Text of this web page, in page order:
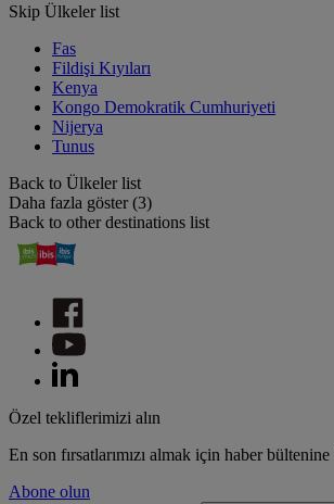
Skip Ülkeler list
Fas
Fildişi Kıyıları
Kenya
Kongo Demokratik Cumhuriyeti
Nijerya
Tunus
Back to Ülkeler list
Daha fazla göster (3)
Back to other destinations list
Özel tekliflerimizi alın
En son fırsatlarımızı almak için haber
Abone olun